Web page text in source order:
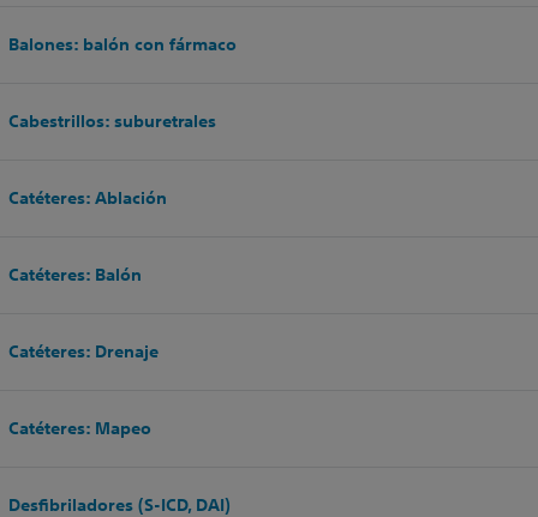
Balones: balón con fármaco
Cabestrillos: suburetrales
Catéteres: Ablación
Catéteres: Balón
Catéteres: Drenaje
Catéteres: Mapeo
Desfibriladores (S-ICD, DAI)